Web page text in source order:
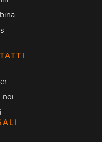
noi